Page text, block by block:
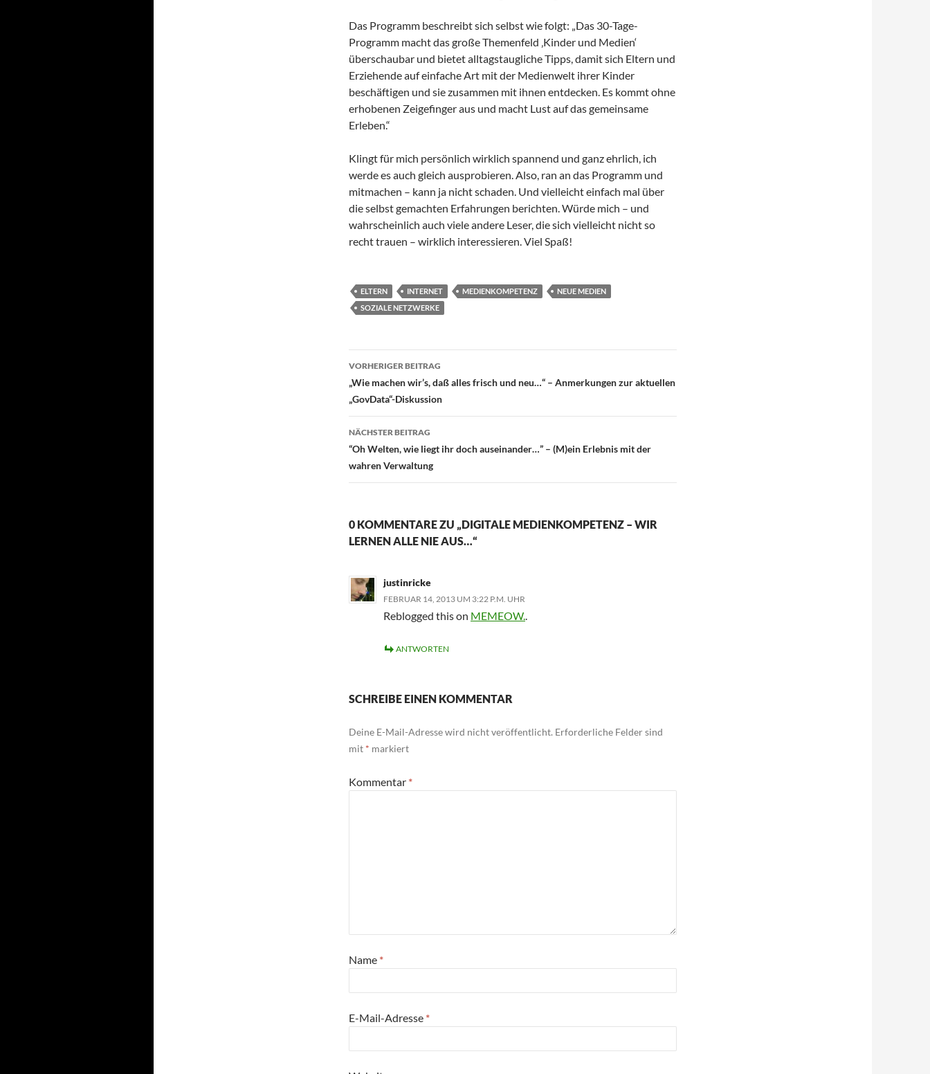
Das Programm beschreibt sich selbst wie folgt: „Das 30-Tage-
Programm macht das große Themenfeld ‚Kinder und Medien‘
überschaubar und bietet alltagstaugliche Tipps, damit sich Eltern und
Erziehende auf einfache Art mit der Medienwelt ihrer Kinder
beschäftigen und sie zusammen mit ihnen entdecken. Es kommt ohne
erhobenen Zeigefinger aus und macht Lust auf das gemeinsame
Erleben.“
Klingt für mich persönlich wirklich spannend und ganz ehrlich, ich
werde es auch gleich ausprobieren. Also, ran an das Programm und
mitmachen – kann ja nicht schaden. Und vielleicht einfach mal über
die selbst gemachten Erfahrungen berichten. Würde mich – und
wahrscheinlich auch viele andere Leser, die sich vielleicht nicht so
recht trauen – wirklich interessieren. Viel Spaß!
ELTERN INTERNET MEDIENKOMPETENZ
NEUE MEDIEN
SOZIALE NETZWERKE
Beitragsnavigation
VORHERIGER BEITRAG
„Wie machen wir’s, daß alles frisch und neu…“ – Anmerkungen zur aktuellen
„GovData“-Diskussion
NÄCHSTER BEITRAG
“Oh Welten, wie liegt ihr doch auseinander…” – (M)ein Erlebnis mit der
wahren Verwaltung
0 KOMMENTARE ZU „DIGITALE MEDIENKOMPETENZ – WIR
LERNEN ALLE NIE AUS…“
justinricke
FEBRUAR 14, 2013 UM 3:22 P.M. UHR
Reblogged this on MEMEOW..
ANTWORTEN
SCHREIBE EINEN KOMMENTAR
Deine E-Mail-Adresse wird nicht veröffentlicht. Erforderliche Felder sind
mit * markiert
Kommentar *
Name *
E-Mail-Adresse *